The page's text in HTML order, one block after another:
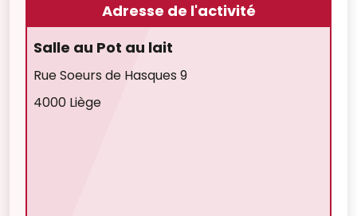
Adresse de l'activité
Salle au Pot au lait
Rue Soeurs de Hasques 9
4000 Liège